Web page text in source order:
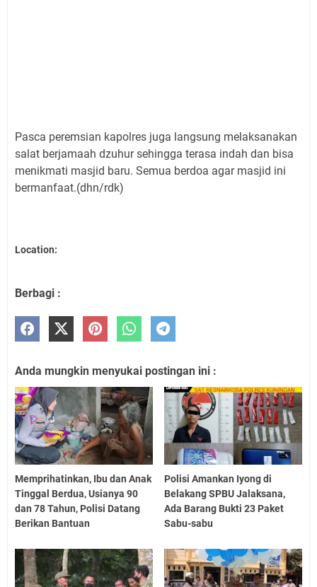
Pasca peremsian kapolres juga langsung melaksanakan
salat berjamaah dzuhur sehingga terasa indah dan bisa
menikmati masjid baru. Semua berdoa agar masjid ini
bermanfaat.(dhn/rdk)
Location:
Berbagi :
Anda mungkin menyukai postingan ini :
Memprihatinkan, Ibu dan Anak
Tinggal Berdua, Usianya 90
dan 78 Tahun, Polisi Datang
Berikan Bantuan
Polisi Amankan Iyong di
Belakang SPBU Jalaksana,
Ada Barang Bukti 23 Paket
Sabu-sabu